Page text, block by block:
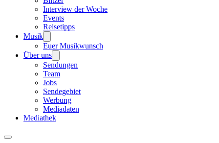
Interview der Woche
Events
Reisetipps
Musik
Euer Musikwunsch
Über uns
Sendungen
Team
Jobs
Sendegebiet
Werbung
Mediadaten
Mediathek